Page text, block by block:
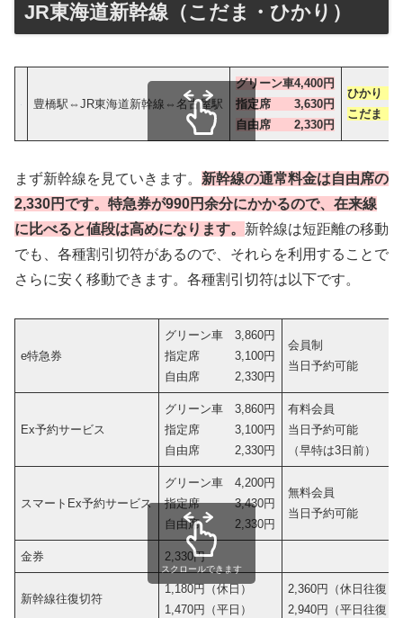
JR東海道新幹線（こだま・ひかり）
豊橋駅⇔JR東海道新幹線⇔名古屋駅
グリーン車4,400円
指定席 3,630円
自由席 2,330円
ひかり
こだま
まず新幹線を見ていきます。 新幹線の通常料金は自由席の
2,330円です。特急券が990円余分にかかるので、在来線
に比べると値段は高めになります。 新幹線は短距離の移動
でも、各種割引切符があるので、それらを利用することで
さらに安く移動できます。各種割引切符は以下です。
e特急券
グリーン車 3,860円
指定席 3,100円
自由席 2,330円
会員制
当日予約可能
Ex予約サービス
グリーン車 3,860円
指定席 3,100円
自由席 2,330円
有料会員
当日予約可能
（早特は3日前）
スマートEx予約サービス
グリーン車 4,200円
指定席 3,430円
自由席 2,330円
無料会員
当日予約可能
金券 2,330円
新幹線往復切符
1,180円（休日）
1,470円（平日）
2,360円（休日往復）
2,940円（平日往復）
スクロールできます